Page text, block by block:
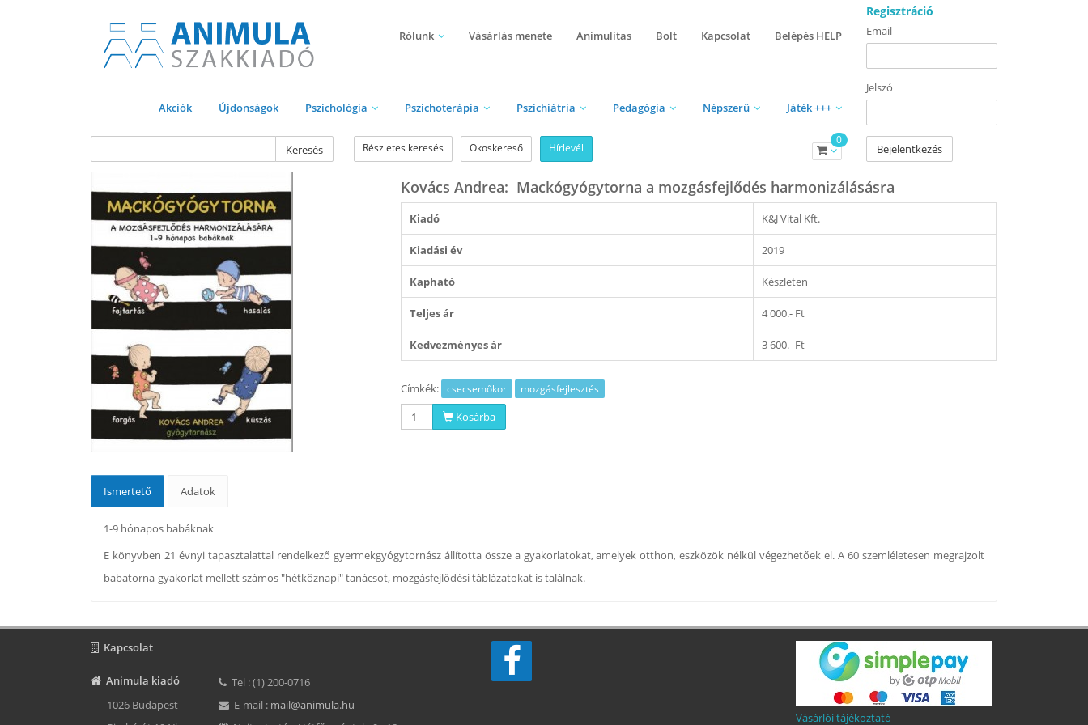
Rólunk Vásárlás menete Animulitas Bolt Kapcsolat Belépés HELP
Akciók Újdonságok Pszichológia Pszichoterápia Pszichiátria Pedagógia Népszerű Játék +++
Keresés Részletes keresés Okoskereső Hírlevél
0
Regisztráció
Email
Jelszó
Bejelentkezés
Kovács Andrea: ​Mackógyógytorna a mozgásfejlődés harmonizálásásra
Kiadó K&J Vital Kft.
Kiadási év 2019
Kapható Készleten
Teljes ár 4 000.- Ft
Kedvezményes ár 3 600.- Ft
Címkék: csecsemőkor mozgásfejlesztés
Kosárba
Ismertető Adatok
1-9 hónapos babáknak
E könyvben 21 évnyi tapasztalattal rendelkező gyermekgyógytornász állította össze a gyakorlatokat, amelyek otthon, eszközök nélkül végezhetőek el. A 60 szemléletesen megrajzolt
babatorna-gyakorlat mellett számos "hétköznapi" tanácsot, mozgásfejlődési táblázatokat is találnak.
Kapcsolat
Animula kiadó
1026 Budapest
Tel : (1) 200-0716
E-mail : mail@animula.hu
Vásárlói tájékoztató